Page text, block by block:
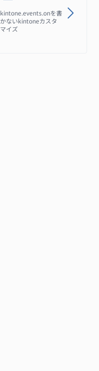
kintone.events.onを書
かないkintoneカスタ
マイズ